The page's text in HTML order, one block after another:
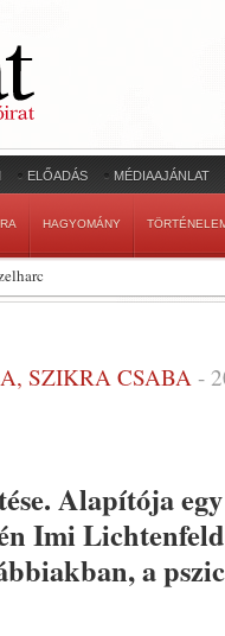
ELŐADÁS MÉDIAAJÁNLAT
HAGYOMÁNY
SZIKRA CSABA-
Alapítója
Imi
a